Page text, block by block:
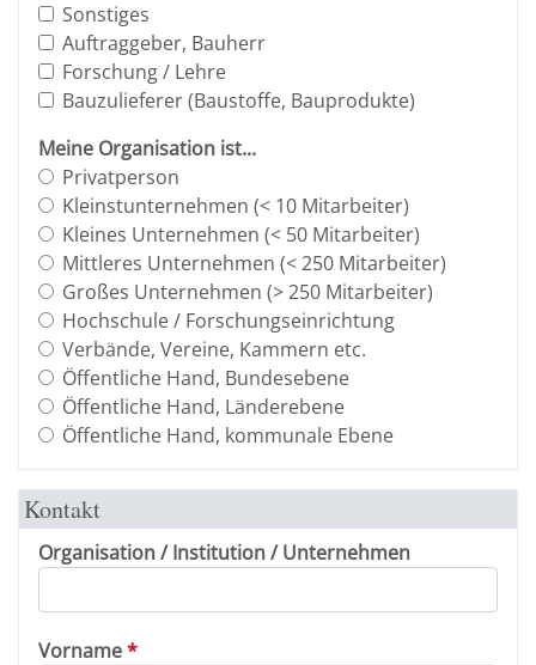
Sonstiges
Auftraggeber, Bauherr
Forschung / Lehre
Bauzulieferer (Baustoffe, Bauprodukte)
Meine Organisation ist...
Privatperson
Kleinstunternehmen (< 10 Mitarbeiter)
Kleines Unternehmen (< 50 Mitarbeiter)
Mittleres Unternehmen (< 250 Mitarbeiter)
Großes Unternehmen (> 250 Mitarbeiter)
Hochschule / Forschungseinrichtung
Verbände, Vereine, Kammern etc.
Öffentliche Hand, Bundesebene
Öffentliche Hand, Länderebene
Öffentliche Hand, kommunale Ebene
Kontakt
Organisation / Institution / Unternehmen
Vorname